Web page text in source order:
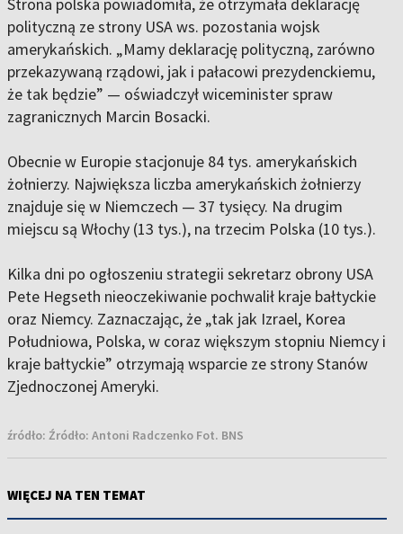
Strona polska powiadomiła, że otrzymała deklarację
polityczną ze strony USA ws. pozostania wojsk
amerykańskich. „Mamy deklarację polityczną, zarówno
przekazywaną rządowi, jak i pałacowi prezydenckiemu,
że tak będzie” — oświadczył wiceminister spraw
zagranicznych Marcin Bosacki.
Obecnie w Europie stacjonuje 84 tys. amerykańskich
żołnierzy. Największa liczba amerykańskich żołnierzy
znajduje się w Niemczech — 37 tysięcy. Na drugim
miejscu są Włochy (13 tys.), na trzecim Polska (10 tys.).
Kilka dni po ogłoszeniu strategii sekretarz obrony USA
Pete Hegseth nieoczekiwanie pochwalił kraje bałtyckie
oraz Niemcy. Zaznaczając, że „tak jak Izrael, Korea
Południowa, Polska, w coraz większym stopniu Niemcy i
kraje bałtyckie” otrzymają wsparcie ze strony Stanów
Zjednoczonej Ameryki.
źródło: Źródło: Antoni Radczenko Fot. BNS
WIĘCEJ NA TEN TEMAT